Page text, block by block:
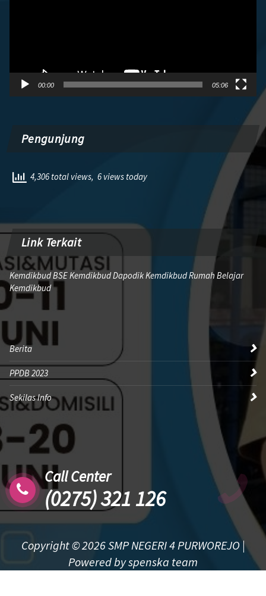
00:00 05:06
Pengunjung
4,306 total views, 6 views today
Link Terkait
Kemdikbud BSE Kemdikbud Dapodik Kemdikbud Rumah Belajar
Kemdikbud
Berita
PPDB 2023
Sekilas Info
Call Center
(0275) 321 126
Copyright © 2026 SMP NEGERI 4 PURWOREJO |
Powered by spenska team